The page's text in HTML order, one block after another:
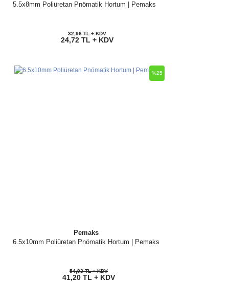
5.5x8mm Poliüretan Pnömatik Hortum | Pemaks
32,96 TL + KDV
24,72 TL + KDV
Pemaks
6.5x10mm Poliüretan Pnömatik Hortum | Pemaks
%25
54,93 TL + KDV
41,20 TL + KDV